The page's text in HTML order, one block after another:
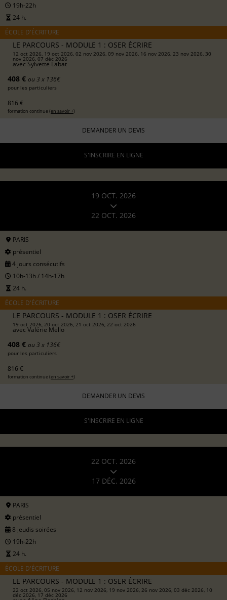
19h-22h
24 h.
ÉCOLE D'ÉCRITURE
LE PARCOURS - MODULE 1 : OSER ÉCRIRE
12 oct 2026, 19 oct 2026, 02 nov 2026, 09 nov 2026, 16 nov 2026, 23 nov 2026, 30
nov 2026, 07 déc 2026
avec Sylvette Labat
408 € ou 3 x 136€
pour les particuliers
816 €
formation continue (en savoir +)
DEMANDER UN DEVIS
S'INSCRIRE EN LIGNE
19 OCT. 2026
22 OCT. 2026
PARIS
présentiel
4 jours consécutifs
10h-13h / 14h-17h
24 h.
ÉCOLE D'ÉCRITURE
LE PARCOURS - MODULE 1 : OSER ÉCRIRE
19 oct 2026, 20 oct 2026, 21 oct 2026, 22 oct 2026
avec Valérie Mello
408 € ou 3 x 136€
pour les particuliers
816 €
formation continue (en savoir +)
DEMANDER UN DEVIS
S'INSCRIRE EN LIGNE
22 OCT. 2026
17 DÉC. 2026
PARIS
présentiel
8 jeudis soirées
19h-22h
24 h.
ÉCOLE D'ÉCRITURE
LE PARCOURS - MODULE 1 : OSER ÉCRIRE
22 oct 2026, 05 nov 2026, 12 nov 2026, 19 nov 2026, 26 nov 2026, 03 déc 2026, 10
déc 2026, 17 déc 2026